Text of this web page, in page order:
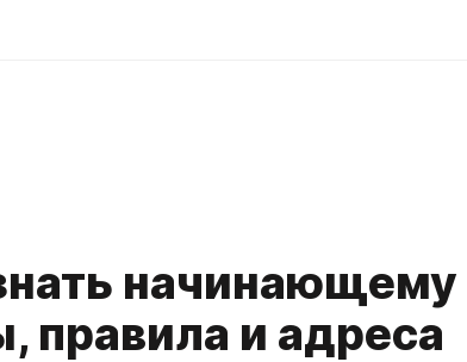
начинающему
правила и адреса